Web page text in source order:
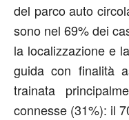
del parco auto
sono nel 69% dei
la localizzazione e
guida con finalità
trainata
connesse (31%): il